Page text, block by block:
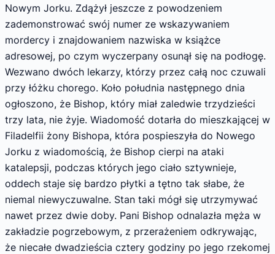
Nowym Jorku. Zdążył jeszcze z powodzeniem
zademonstrować swój numer ze wskazywaniem
mordercy i znajdowaniem nazwiska w książce
adresowej, po czym wyczerpany osunął się na podłogę.
Wezwano dwóch lekarzy, którzy przez całą noc czuwali
przy łóżku chorego. Koło południa następnego dnia
ogłoszono, że Bishop, który miał zaledwie trzydzieści
trzy lata, nie żyje. Wiadomość dotarła do mieszkającej w
Filadelfii żony Bishopa, która pospieszyła do Nowego
Jorku z wiadomością, że Bishop cierpi na ataki
katalepsji, podczas których jego ciało sztywnieje,
oddech staje się bardzo płytki a tętno tak słabe, że
niemal niewyczuwalne. Stan taki mógł się utrzymywać
nawet przez dwie doby. Pani Bishop odnalazła męża w
zakładzie pogrzebowym, z przerażeniem odkrywając,
że niecałe dwadzieścia cztery godziny po jego rzekomej